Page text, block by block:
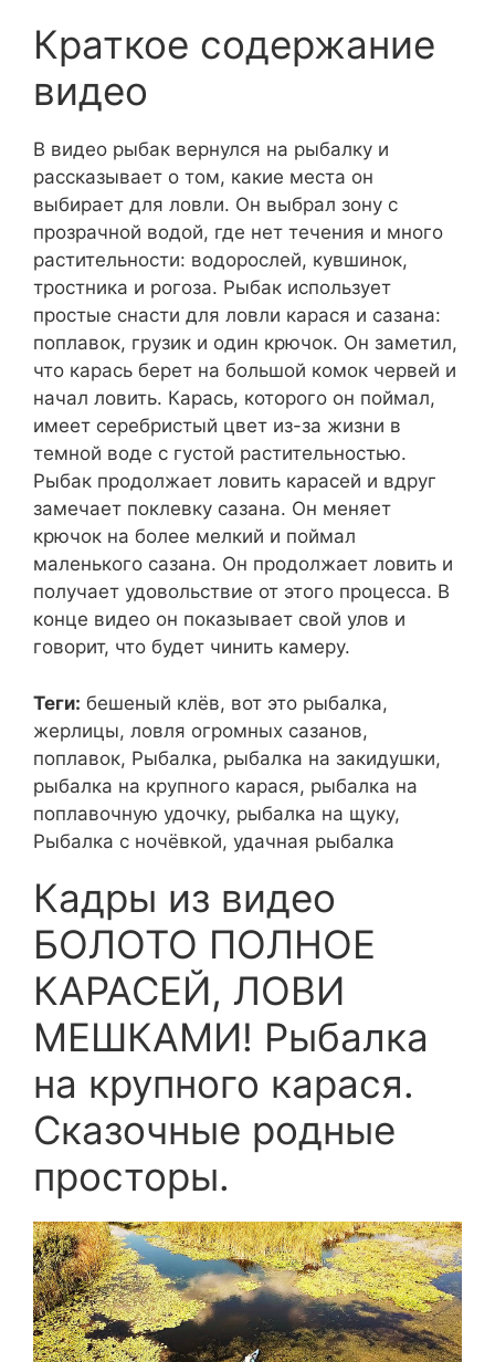
Краткое содержание
видео
В видео рыбак вернулся на рыбалку и
рассказывает о том, какие места он
выбирает для ловли. Он выбрал зону с
прозрачной водой, где нет течения и много
растительности: водорослей, кувшинок,
тростника и рогоза. Рыбак использует
простые снасти для ловли карася и сазана:
поплавок, грузик и один крючок. Он заметил,
что карась берет на большой комок червей и
начал ловить. Карась, которого он поймал,
имеет серебристый цвет из-за жизни в
темной воде с густой растительностью.
Рыбак продолжает ловить карасей и вдруг
замечает поклевку сазана. Он меняет
крючок на более мелкий и поймал
маленького сазана. Он продолжает ловить и
получает удовольствие от этого процесса. В
конце видео он показывает свой улов и
говорит, что будет чинить камеру.
Теги: бешеный клёв, вот это рыбалка,
жерлицы, ловля огромных сазанов,
поплавок, Рыбалка, рыбалка на закидушки,
рыбалка на крупного карася, рыбалка на
поплавочную удочку, рыбалка на щуку,
Рыбалка с ночёвкой, удачная рыбалка
Кадры из видео
БОЛОТО ПОЛНОЕ
КАРАСЕЙ, ЛОВИ
МЕШКАМИ! Рыбалка
на крупного карася.
Сказочные родные
просторы.